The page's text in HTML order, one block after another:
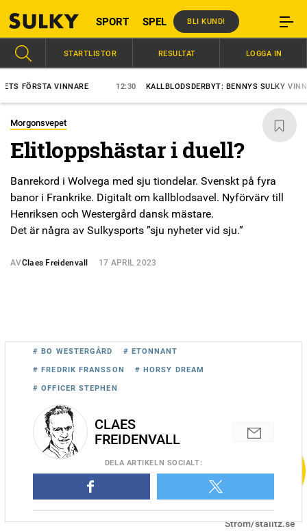
SPORT SPEL BLI KUND!
VINNARE KALLBLODSDERBYT: BENNYS SULKY VINNER?
STARTLISTOR RESULTAT LOGGA IN
Morgonsvepet
Elitloppshästar i duell?
Banrekord i Wolvega med sju tiondelar. Svenskt på fyra
banor i Frankrike. Digitalt om kallblodsavel. Nyförvärv till
Henriksen och Westergård dansk mästare.
Det är några av Sulkysports ”sju nyheter vid sju.”
AVClaes Freidenvall 17 APRIL 2023
Etonnant vid segern i Elitloppet 2022. Foto: Adam
Ström/stalltz.se
# BO WESTERGÅRD # ETONNANT
# FREDRIK FRANSSON # HORSY DREAM
# OFFICER STEPHEN
CLAES
FREIDENVALL
DELA ARTIKELN SOCIALT: